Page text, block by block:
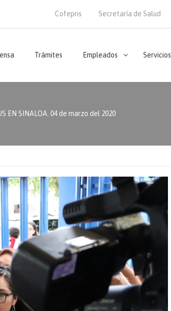
Cofepris Secretaría de Salud
Trámites Empleados Servicios
EN SINALOA. 04 de marzo del 2020